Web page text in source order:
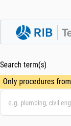
Search term(s)
Only procedures